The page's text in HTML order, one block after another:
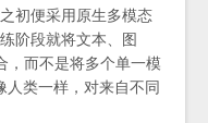
初便采用原生多模态
阶段就将文本、图
，而不是将多个单一模
人类一样，对来自不同